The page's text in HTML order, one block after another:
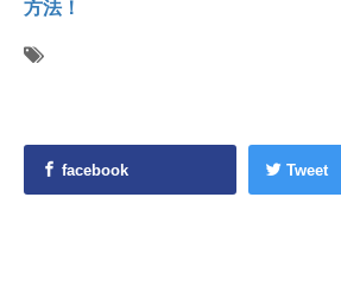
方法！
facebook Tweet